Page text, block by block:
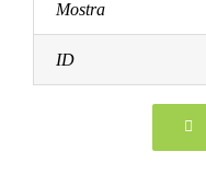
Mostra
ID